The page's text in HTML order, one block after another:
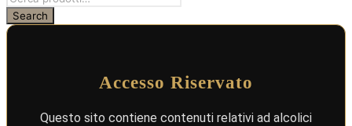
Accesso Riservato
Questo sito contiene contenuti relativi ad alcolici